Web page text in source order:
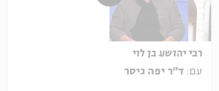
רבי יהושע בן לוי
עם: ד"ר יפה גיסר